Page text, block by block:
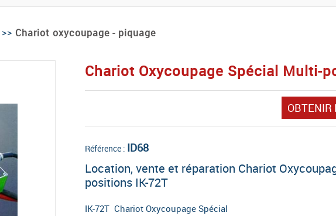
>> Chariot oxycoupage - piquage
Chariot Oxycoupage Spécial Multi-
OBTENIR
Référence : ID68
Location, vente et réparation Chariot
positions IK-72T
IK-72T Chariot Oxycoupage Spécial